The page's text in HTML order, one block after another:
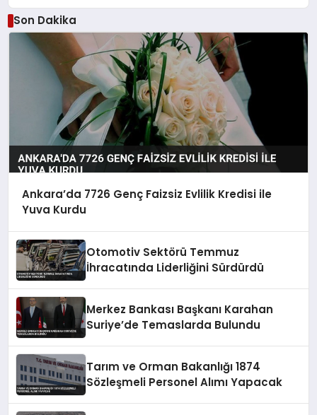
Son Dakika
Ankara’da 7726 Genç Faizsiz Evlilik Kredisi ile
Yuva Kurdu
Otomotiv Sektörü Temmuz
İhracatında Liderliğini Sürdürdü
Merkez Bankası Başkanı Karahan
Suriye’de Temaslarda Bulundu
Tarım ve Orman Bakanlığı 1874
Sözleşmeli Personel Alımı Yapacak